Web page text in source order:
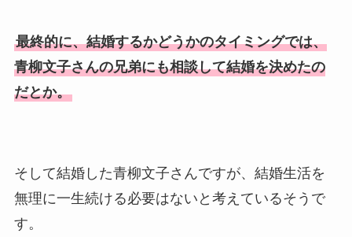
最終的に、結婚するかどうかのタイミングでは、
青柳文子さんの兄弟にも相談して結婚を決めたの
だとか。
そして結婚した青柳文子さんですが、結婚生活を
無理に一生続ける必要はないと考えているそうで
す。